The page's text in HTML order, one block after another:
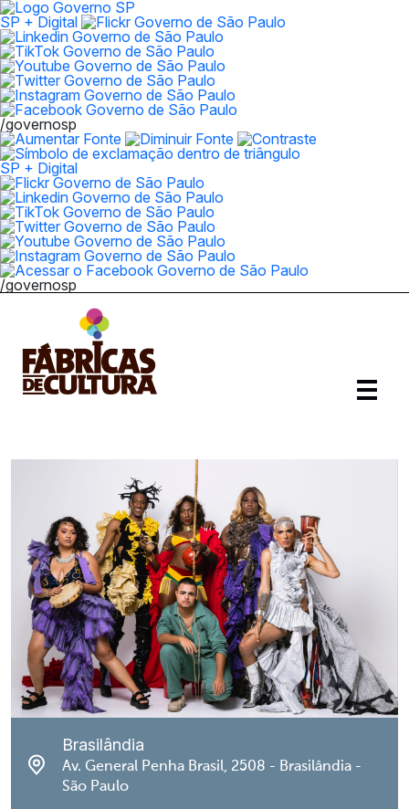
SP + Digital
/governosp
SP + Digital
/governosp
Brasilândia
Av. General Penha Brasil, 2508 - Brasilândia -
São Paulo